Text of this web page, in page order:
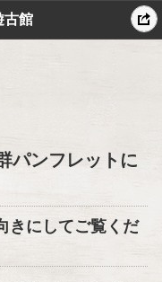
古館
パンフレットに
きにしてご覧くだ